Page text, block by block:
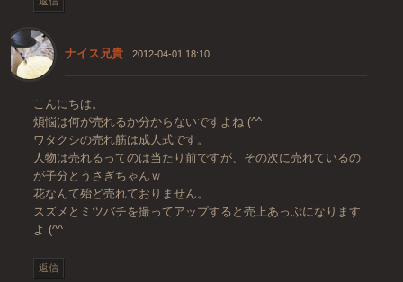
ナイス兄貴 2012-04-01 18:10
こんにちは。
煩悩は何が売れるか分からないですよね (^^
ワタクシの売れ筋は成人式です。
人物は売れるってのは当たり前ですが、その次に売れているの
が子分とうさぎちゃんｗ
花なんて殆ど売れておりません。
スズメとミツバチを撮ってアップすると売上あっぷになります
よ (^^
返信